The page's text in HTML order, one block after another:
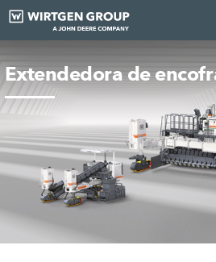
Extendedora de